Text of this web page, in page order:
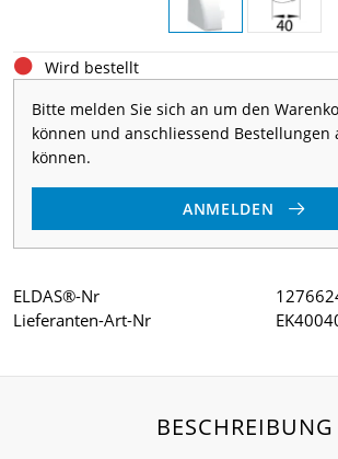
Wird bestellt
Bitte melden Sie sich an um den
können und anschliessend Bestellungen
können.
ANMELDEN
ELDAS®-Nr
Lieferanten-Art-Nr
BESCHREIBUNG